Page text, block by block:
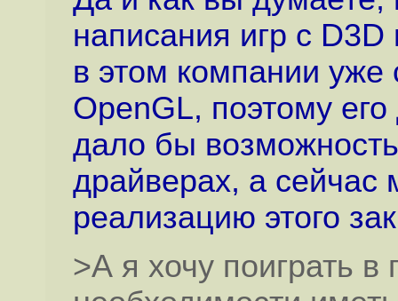
написания игр с
в этом компании уже
OpenGL, поэтому
дало бы
драйверах, а сейчас
реализацию этого
>А я хочу поиграть